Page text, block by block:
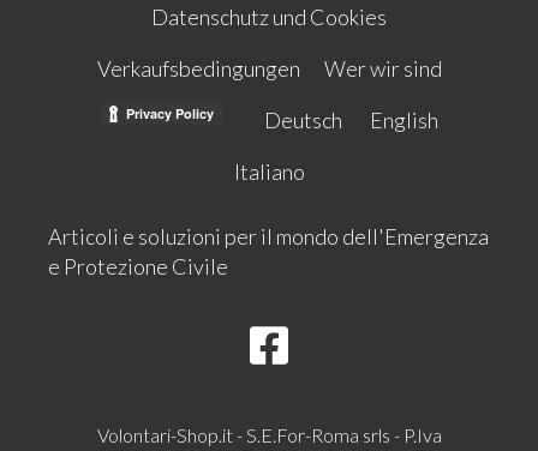
Datenschutz und Cookies
Verkaufsbedingungen
Wer wir sind
Deutsch
English
Italiano
Articoli e soluzioni per il mondo dell'Emergenza
e Protezione Civile
Volontari-Shop.it - S.E.For-Roma srls - P.Iva